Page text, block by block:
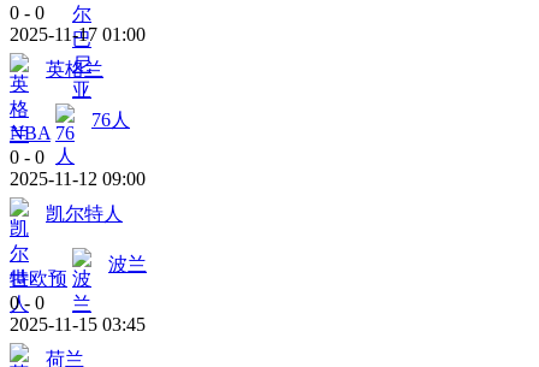
0 - 0
2025-11-17 01:00
英格兰
NBA
76人
0 - 0
2025-11-12 09:00
凯尔特人
世欧预
波兰
0 - 0
2025-11-15 03:45
荷兰